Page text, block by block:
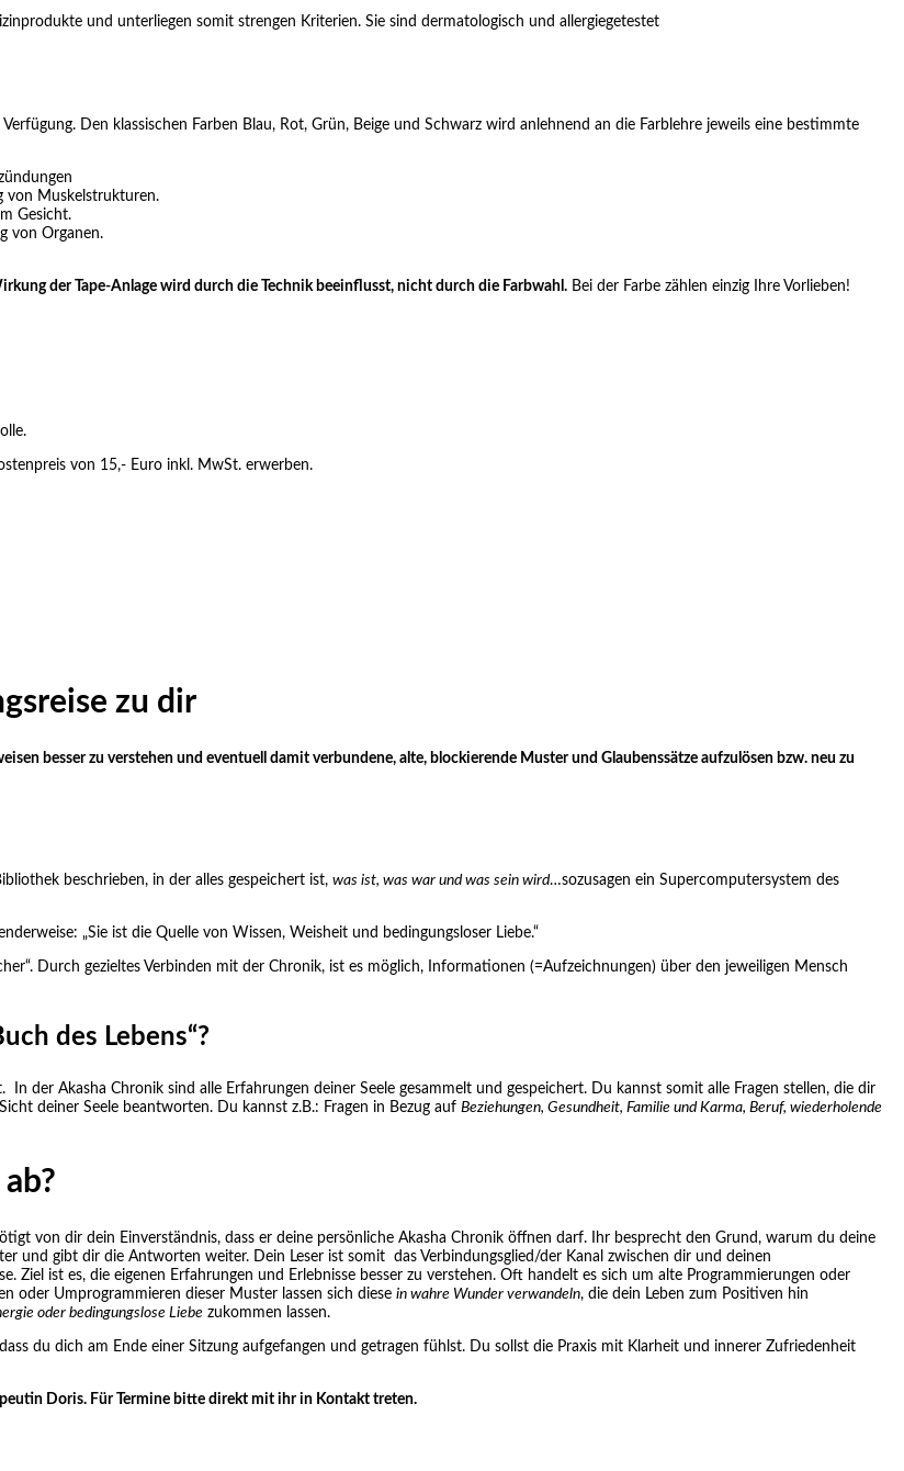
und unterliegen somit strengen Kriterien. Sie sind dermatologisch und allergiegetestet
Den klassischen Farben Blau, Rot, Grün, Beige und Schwarz wird anlehnend an die Farblehre jeweils eine bestimmte
von Muskelstrukturen.
Gesicht.
von Organen.
der Tape-Anlage wird durch die Technik beeinflusst, nicht durch die Farbwahl. Bei der Farbe zählen einzig Ihre Vorlieben!
von 15,- Euro inkl. MwSt. erwerben.
zu dir
besser zu verstehen und eventuell damit verbundene, alte, blockierende Muster und Glaubenssätze aufzulösen bzw. neu zu
beschrieben, in der alles gespeichert ist, was ist, was war und was sein wird…sozusagen ein Supercomputersystem des
„Sie ist die Quelle von Wissen, Weisheit und bedingungsloser Liebe.“
Durch gezieltes Verbinden mit der Chronik, ist es möglich, Informationen (=Aufzeichnungen) über den jeweiligen Mensch
des Lebens“?
der Akasha Chronik sind alle Erfahrungen deiner Seele gesammelt und gespeichert. Du kannst somit alle Fragen stellen, die dir
deiner Seele beantworten. Du kannst z.B.: Fragen in Bezug auf Beziehungen, Gesundheit, Familie und Karma, Beruf, wiederholende
von dir dein Einverständnis, dass er deine persönliche Akasha Chronik öffnen darf. Ihr besprecht den Grund, warum du deine
und gibt dir die Antworten weiter. Dein Leser ist somit das Verbindungsglied/der Kanal zwischen dir und deinen
ist es, die eigenen Erfahrungen und Erlebnisse besser zu verstehen. Oft handelt es sich um alte Programmierungen oder
oder Umprogrammieren dieser Muster lassen sich diese in wahre Wunder verwandeln, die dein Leben zum Positiven hin
oder bedingungslose Liebe zukommen lassen.
du dich am Ende einer Sitzung aufgefangen und getragen fühlst. Du sollst die Praxis mit Klarheit und innerer Zufriedenheit
Doris. Für Termine bitte direkt mit ihr in Kontakt treten.